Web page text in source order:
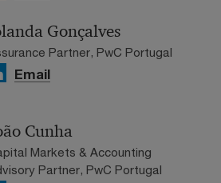
Gonçalves
Partner, PwC Portugal
Email
Cunha
Markets & Accounting
Partner, PwC Portugal